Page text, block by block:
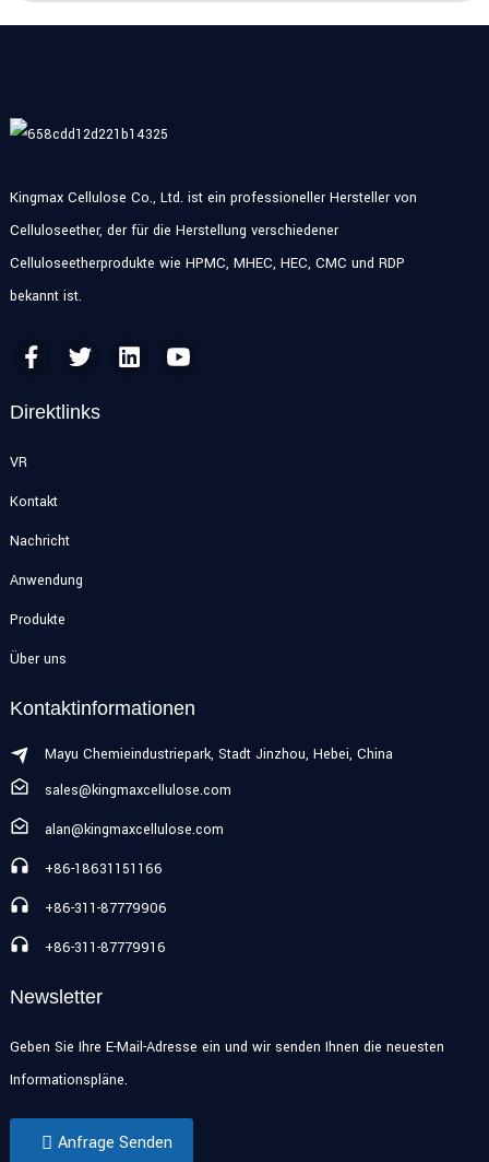
Kingmax Cellulose Co., Ltd. ist ein professioneller Hersteller von
Celluloseether, der für die Herstellung verschiedener
Celluloseetherprodukte wie HPMC, MHEC, HEC, CMC und RDP
bekannt ist.
Direktlinks
VR
Kontakt
Nachricht
Anwendung
Produkte
Über uns
Kontaktinformationen
Mayu Chemieindustriepark, Stadt Jinzhou, Hebei, China
sales@kingmaxcellulose.com
alan@kingmaxcellulose.com
+86-18631151166
+86-311-87779906
+86-311-87779916
Newsletter
Geben Sie Ihre E-Mail-Adresse ein und wir senden Ihnen die neuesten
Informationspläne.
Anfrage Senden